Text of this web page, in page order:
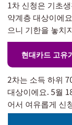
1차 신청은 기초
약계층 대상이에
으니 기한을 놓치
현대카드 고유
2차는 소득 하위
대상이에요. 5월
어서 여유롭게 신